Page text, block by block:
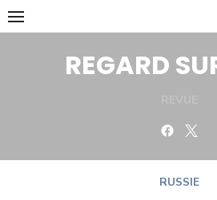
Skip
to
REGARD
RUSSIE